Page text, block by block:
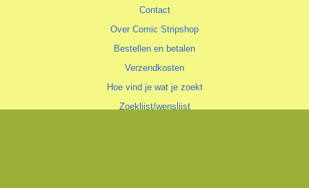
Contact
Over Comic Stripshop
Bestellen en betalen
Verzendkosten
Hoe vind je wat je zoekt
Zoeklijst/wenslijst